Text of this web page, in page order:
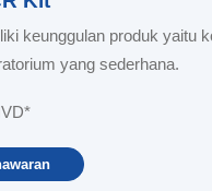
keunggulan produk yaitu
yang sederhana.